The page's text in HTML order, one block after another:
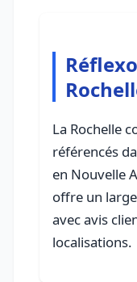
La Rochelle
référencés
en Nouvelle
offre un
avec avis
localisations.